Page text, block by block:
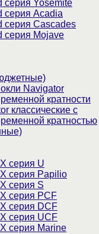
серия Yosemite
серия Acadia
серия Cascades
серия Mojave
Navigator
кратности
классические с
кратностью
серия U
серия Papilio
серия S
серия PCF
серия DCF
серия UCF
серия Marine